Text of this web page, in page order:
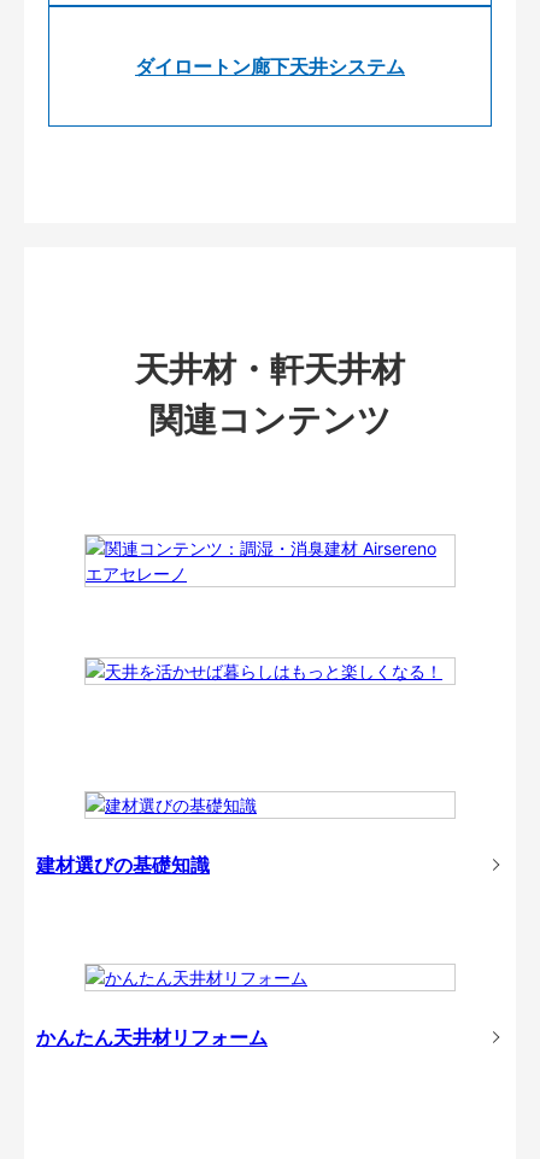
ダイロートン廊下天井システム
天井材・軒天井材
関連コンテンツ
建材選びの基礎知識
かんたん天井材リフォーム